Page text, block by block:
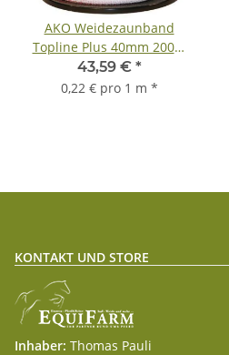
AKO Weidezaunband
Topline Plus 40mm 200m
TriCond - weiß/rot
43,59 € *
0,22 € pro 1 m *
KONTAKT UND STORE
Inhaber: Thomas Pauli